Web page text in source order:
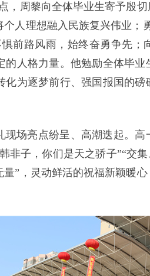
，周黎向全体毕业生寄予殷
人理想融入民族复兴伟业；
前路风雨，始终奋勇争先；
人格力量。他勉励全体毕
为逐梦前行、强国报国的磅
现场亮点纷呈、高潮迭起。
非子，你们是天之骄子”“交
”，灵动鲜活的祝福新颖暖